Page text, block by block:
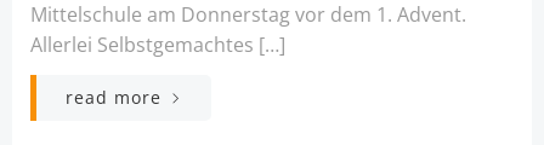
Mittelschule am Donnerstag vor dem 1. Advent.
Allerlei Selbstgemachtes […]
read more